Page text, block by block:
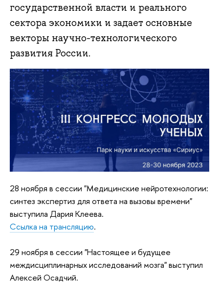
государственной власти и реального
сектора экономики и задает основные
векторы научно-технологического
развития России.
28 ноября в сессии "Медицинские нейротехнологии:
синтез экспертиз для ответа на вызовы времени"
выступила Дария Клеева.
Ссылка на трансляцию.
29 ноября в сессии "Настоящее и будущее
междисциплинарных исследований мозга" выступил
Алексей Осадчий.